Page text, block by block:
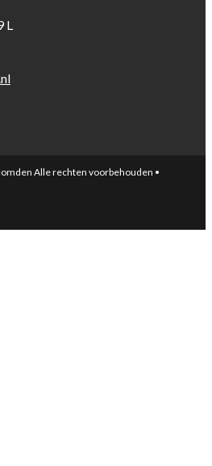
L
Alle rechten voorbehouden •